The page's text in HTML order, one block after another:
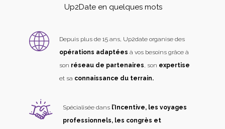
Up2Date en quelques mots
Depuis plus de 15 ans, Up2date organise des
opérations adaptées à vos besoins grâce à
son réseau de partenaires, son expertise
et sa connaissance du terrain.
Spécialisée dans l’Incentive, les voyages
professionnels, les congrès et